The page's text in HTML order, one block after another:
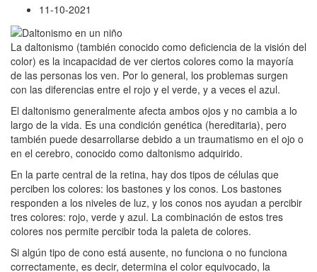
11-10-2021
La daltonismo (también conocido como deficiencia de la visión del
color) es la incapacidad de ver ciertos colores como la mayoría
de las personas los ven. Por lo general, los problemas surgen
con las diferencias entre el rojo y el verde, y a veces el azul.
El daltonismo generalmente afecta ambos ojos y no cambia a lo
largo de la vida. Es una condición genética (hereditaria), pero
también puede desarrollarse debido a un traumatismo en el ojo o
en el cerebro, conocido como daltonismo adquirido.
En la parte central de la retina, hay dos tipos de células que
perciben los colores: los bastones y los conos. Los bastones
responden a los niveles de luz, y los conos nos ayudan a percibir
tres colores: rojo, verde y azul. La combinación de estos tres
colores nos permite percibir toda la paleta de colores.
Si algún tipo de cono está ausente, no funciona o no funciona
correctamente, es decir, determina el color equivocado, la